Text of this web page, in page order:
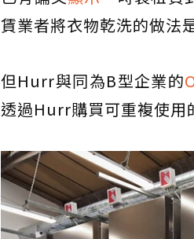
賃業者將衣物乾洗的做法
但Hurr與同為B型企業的
透過Hurr購買可重複使用